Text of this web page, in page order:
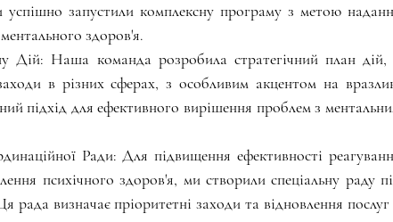
запустили комплексну програму з метою
здоров'я.
Дій: Наша команда розробила стратегічний план дій,
в різних сферах, з особливим акцентом на
підхід для ефективного вирішення проблем з
Ради: Для підвищення ефективності
психічного здоров'я, ми створили спеціальну раду
рада визначає пріоритетні заходи та відновлення